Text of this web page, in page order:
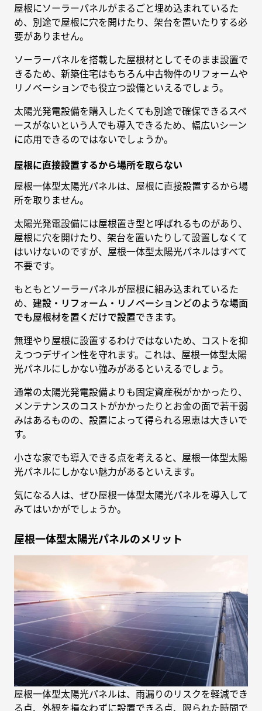
屋根にソーラーパネルがまるごと埋め込まれているた
め、別途で屋根に穴を開けたり、架台を置いたりする必
要がありません。
ソーラーパネルを搭載した屋根材としてそのまま設置で
きるため、新築住宅はもちろん中古物件のリフォームや
リノベーションでも役立つ設備といえるでしょう。
太陽光発電設備を購入したくても別途で確保できるスペ
ースがないという人でも導入できるため、幅広いシーン
に応用できるのではないでしょうか。
屋根に直接設置するから場所を取らない
屋根一体型太陽光パネルは、屋根に直接設置するから場
所を取りません。
太陽光発電設備には屋根置き型と呼ばれるものがあり、
屋根に穴を開けたり、架台を置いたりして設置しなくて
はいけないのですが、屋根一体型太陽光パネルはすべて
不要です。
もともとソーラーパネルが屋根に組み込まれているた
め、 建設・リフォーム・リノベーションどのような場面
でも屋根材を置くだけで設置できます。
無理やり屋根に設置するわけではないため、コストを抑
えつつデザイン性を守れます。これは、屋根一体型太陽
光パネルにしかない強みがあるといえるでしょう。
通常の太陽光発電設備よりも固定資産税がかかったり、
メンテナンスのコストがかかったりとお金の面で若干弱
みはあるものの、設置によって得られる恩恵は大きいで
す。
小さな家でも導入できる点を考えると、屋根一体型太陽
光パネルにしかない魅力があるといえます。
気になる人は、ぜひ屋根一体型太陽光パネルを導入して
みてはいかがでしょうか。
屋根一体型太陽光パネルのメリット
屋根一体型太陽光パネルは、雨漏りのリスクを軽減でき
る点、外観を損なわずに設置できる点、限られた時間で